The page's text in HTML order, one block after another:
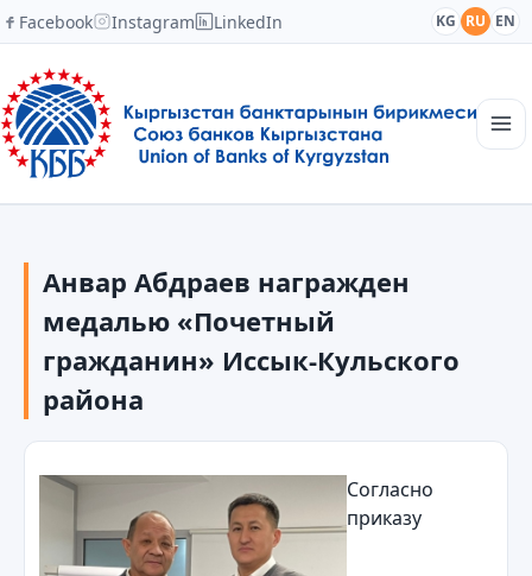
Facebook Instagram LinkedIn KG RU EN
Новости
Академия
Члены и партнеры
Сотрудничество
Контакты
Анвар Абдраев награжден
медалью «Почетный
гражданин» Иссык-Кульского
района
Согласно
приказу